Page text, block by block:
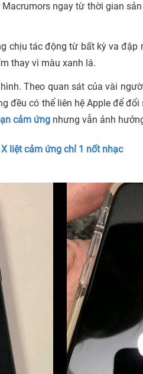
Macrumors ngay từ thời gian
chịu tác động từ bất kỳ va
thay vì màu xanh lá.
Theo quan sát của vài
đều có thể liên hệ Apple để
cảm ứng nhưng vẫn ảnh
liệt cảm ứng chỉ 1 nốt nhạc